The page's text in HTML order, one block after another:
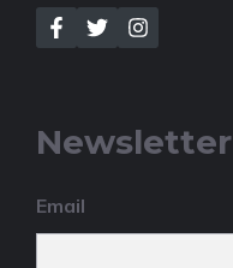
Newsletter
Email